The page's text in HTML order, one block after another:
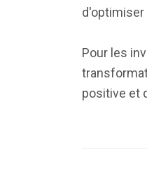
d'optimiser
Pour les
positive et